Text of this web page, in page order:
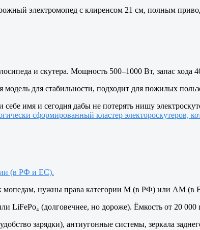
электромопед с клиренсом 21 см, полным
и скутера. Мощность 500–1000 Вт, запас хода
модель для стабильности, подходит для пожилых
имя и сегодня дабы не потерять нишу
сформированный кластер электороскутеров,
(в РФ и ЕС).
мопедам, нужны права категории М (в РФ) или AM (в
LiFePo₄ (долговечнее, но дороже). Ёмкость от 20 000
зарядки), антиугонные системы, зеркала